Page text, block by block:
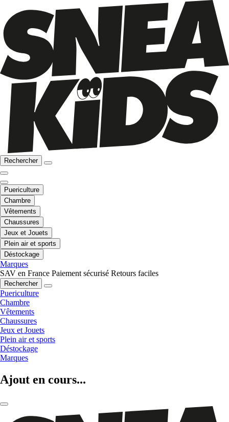
Rechercher
Puericulture
Chambre
Vêtements
Chaussures
Jeux et Jouets
Plein air et sports
Déstockage
Marques
SAV en France Paiement sécurisé Retours faciles
Rechercher
Puericulture
Chambre
Vêtements
Chaussures
Jeux et Jouets
Plein air et sports
Déstockage
Marques
Ajout en cours...